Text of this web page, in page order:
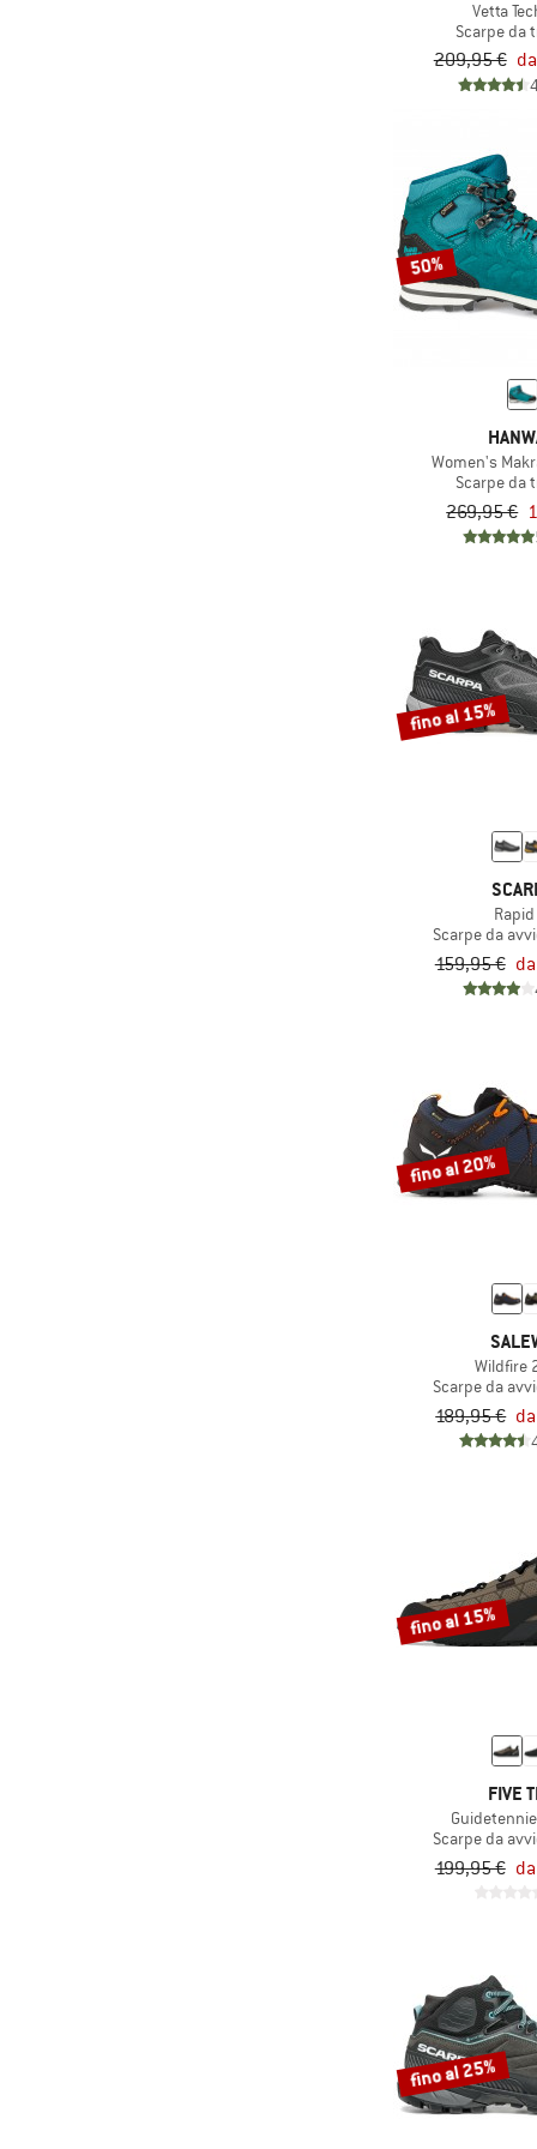
Vetta
Scarpe da
209,95 €
50%
Women's
Scarpe da
269,95 €
fino al 15%
Rapid
Scarpe da
159,95 €
fino al 20%
Wildfire
Scarpe da
189,95 €
fino al 15%
FIVE
Guidetennie
Scarpe da
199,95 €
fino al 25%